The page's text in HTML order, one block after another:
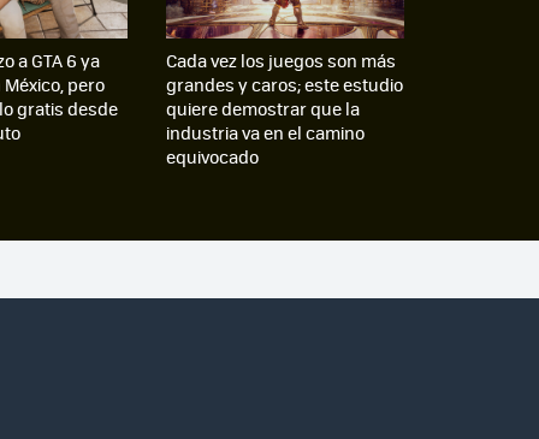
a GTA 6 ya
pero
gratis desde
Cada vez los juegos son más
grandes y caros; este estudio
quiere demostrar que la
industria va en el camino
equivocado